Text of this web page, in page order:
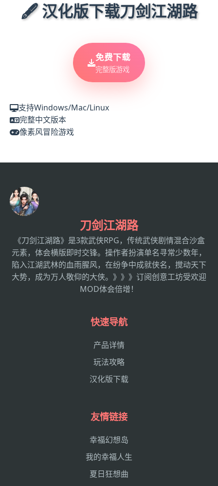
🖋️ 汉化版下载刀剑江湖路
免费下载
完整版游戏
支持Windows/Mac/Linux
完整中文版本
像素风冒险游戏
刀剑江湖路
《刀剑江湖路》是3款武侠RPG，传统武侠剧情混合沙盒
元素，体会横版即时交锋。操作者扮演单名寻常少数年，
陷入江湖武林的血雨腥风，在纷争中成就侠名，搅动天下
大势，成为万人敬仰的大侠。》》》订阅创意工坊受欢迎
MOD体会倍增！
快速导航
产品详情
玩法攻略
汉化版下载
友情链接
幸福幻想岛
我的幸福人生
夏日狂想曲